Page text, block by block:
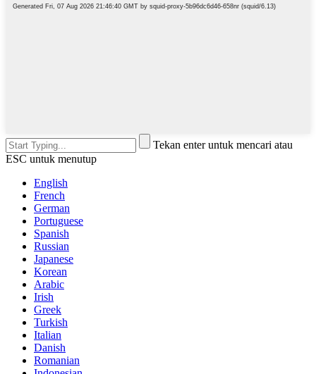
Tekan enter untuk mencari atau
ESC untuk menutup
English
French
German
Portuguese
Spanish
Russian
Japanese
Korean
Arabic
Irish
Greek
Turkish
Italian
Danish
Romanian